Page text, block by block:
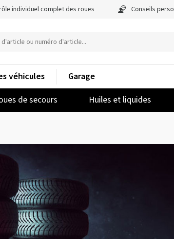
individuel complet des roues Conseils
de secours Huiles et liquides
véhicules Garage